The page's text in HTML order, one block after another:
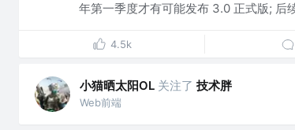
年第一季度才有可能发布 3.0 正式版; 后
4.5k
小猫晒太阳OL 关注了 技术胖
Web前端